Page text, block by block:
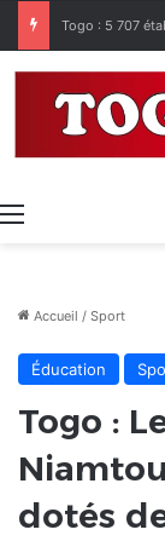
Menu
Accueil / Sport
Éducation
Togo :
dotés